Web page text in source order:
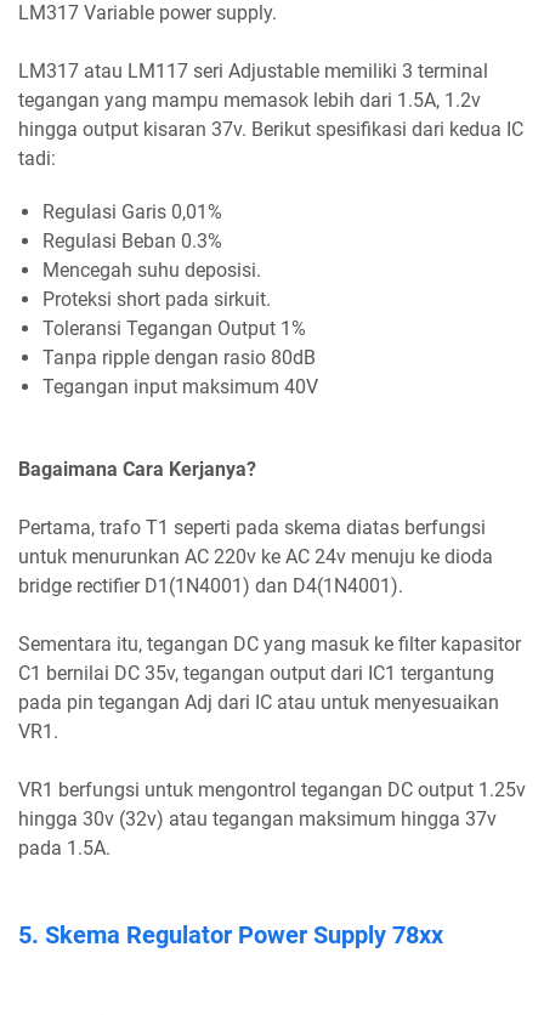
LM317 Variable power supply.
LM317 atau LM117 seri Adjustable memiliki 3 terminal
tegangan yang mampu memasok lebih dari 1.5A, 1.2v
hingga output kisaran 37v. Berikut spesifikasi dari kedua IC
tadi:
Regulasi Garis 0,01%
Regulasi Beban 0.3%
Mencegah suhu deposisi.
Proteksi short pada sirkuit.
Toleransi Tegangan Output 1%
Tanpa ripple dengan rasio 80dB
Tegangan input maksimum 40V
Bagaimana Cara Kerjanya?
Pertama, trafo T1 seperti pada skema diatas berfungsi
untuk menurunkan AC 220v ke AC 24v menuju ke dioda
bridge rectifier D1(1N4001) dan D4(1N4001).
Sementara itu, tegangan DC yang masuk ke filter kapasitor
C1 bernilai DC 35v, tegangan output dari IC1 tergantung
pada pin tegangan Adj dari IC atau untuk menyesuaikan
VR1.
VR1 berfungsi untuk mengontrol tegangan DC output 1.25v
hingga 30v (32v) atau tegangan maksimum hingga 37v
pada 1.5A.
5. Skema Regulator Power Supply 78xx